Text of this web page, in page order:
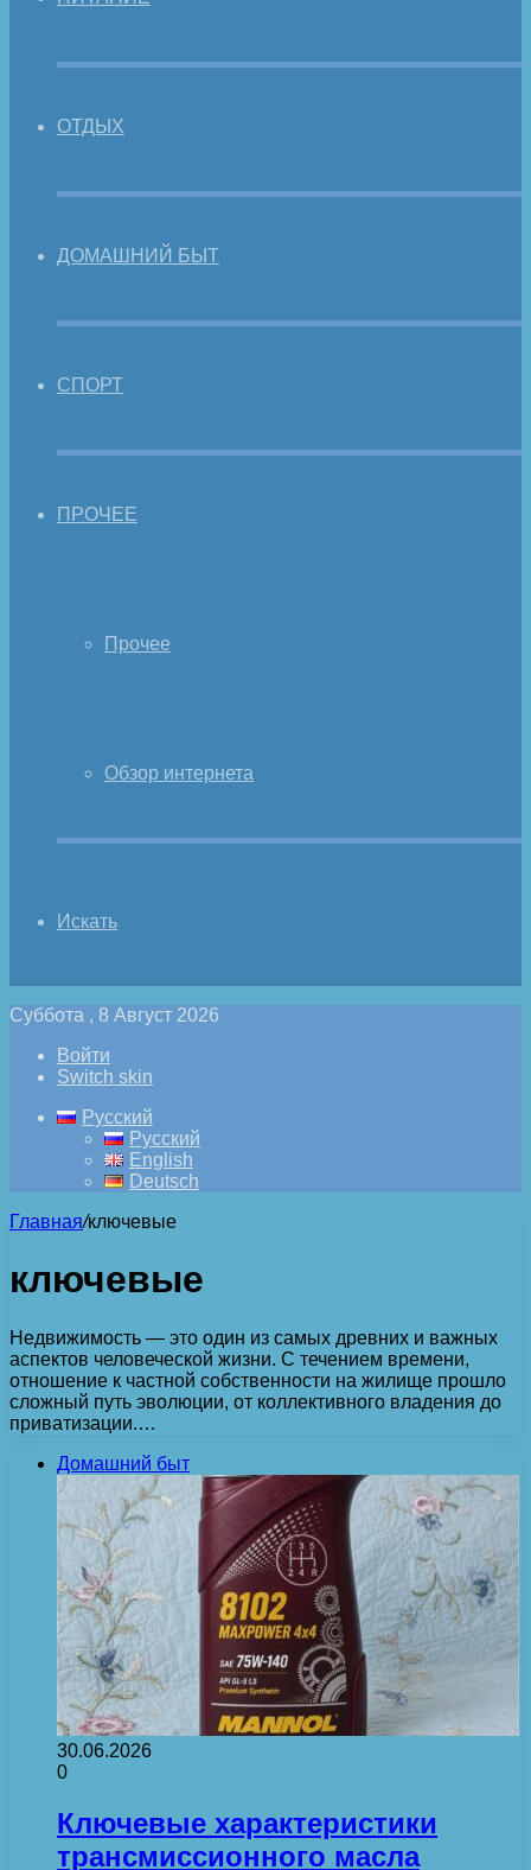
ОТДЫХ
ДОМАШНИЙ БЫТ
СПОРТ
ПРОЧЕЕ
Прочее
Обзор интернета
Искать
Суббота , 8 Август 2026
Войти
Switch skin
Русский
Русский
English
Deutsch
Главная/ключевые
ключевые
Недвижимость — это один из самых древних и важных
аспектов человеческой жизни. С течением времени,
отношение к частной собственности на жилище прошло
сложный путь эволюции, от коллективного владения до
приватизации.…
Домашний быт
30.06.2026
0
Ключевые характеристики
трансмиссионного масла